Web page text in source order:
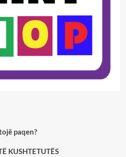
paqen?
KUSHTETUTËS